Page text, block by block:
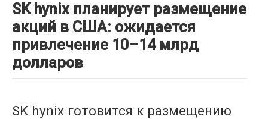
SK hynix планирует размещение
акций в США: ожидается
привлечение 10–14 млрд
долларов
SK hynix готовится к размещению